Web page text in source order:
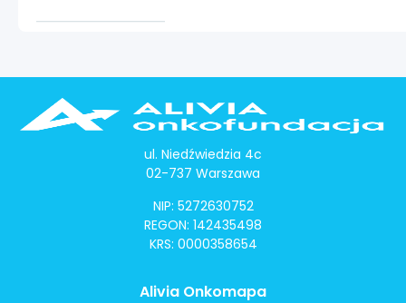
ul. Niedźwiedzia 4c
02-737 Warszawa
NIP: 5272630752
REGON: 142435498
KRS: 0000358654
Alivia Onkomapa